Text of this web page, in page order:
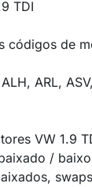
TDI
códigos de
ARL,
VW 1.9
/